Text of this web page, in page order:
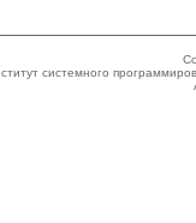
системного